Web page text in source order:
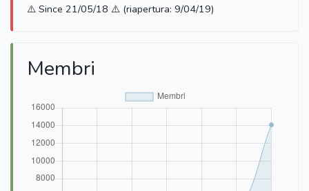
⚠️ Since 21/05/18 ⚠️ (riapertura: 9/04/19)
Membri